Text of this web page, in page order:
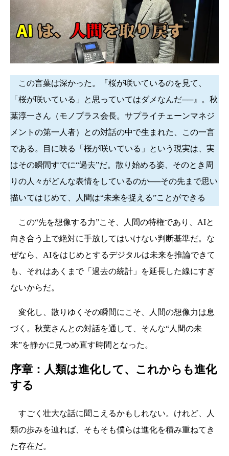
この言葉は深かった。『桜が咲いているのを見て、
「桜が咲いている」と思っていてはダメなんだ──』。秋
葉淳一さん（モノプラス会長。サプライチェーンマネジ
メントの第一人者）との対話の中で生まれた、この一言
である。目に映る「桜が咲いている」という現実は、実
はその瞬間すでに“過去”だ。散り始める姿、そのとき周
りの人々がどんな表情をしているのか──その先まで思い
描いてはじめて、人間は“未来を捉える”ことができる
この“先を想像する力”こそ、人間の特権であり、AIと
向き合う上で絶対に手放してはいけない判断基準だ。な
ぜなら、AIをはじめとするデジタルは未来を推論できて
も、それはあくまで「過去の統計」を延長した線にすぎ
ないからだ。
変化し、散りゆくその瞬間にこそ、人間の想像力は息
づく。秋葉さんとの対話を通して、そんな“人間の未
来”を静かに見つめ直す時間となった。
序章：人類は進化して、これからも進化
する
すごく壮大な話に聞こえるかもしれない。けれど、人
類の歩みを辿れば、そもそも僕らは進化を積み重ねてき
た存在だ。